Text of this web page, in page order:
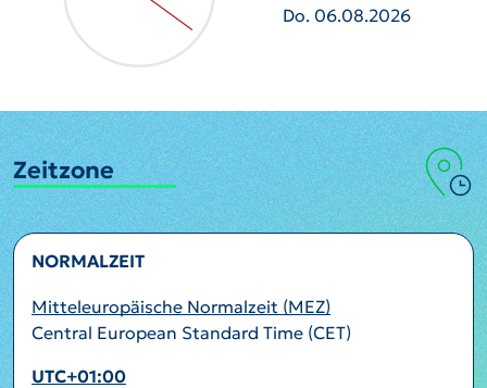
Do. 06.08.2026
Zeitzone
NORMALZEIT
Mitteleuropäische Normalzeit (MEZ)
Central European Standard Time (CET)
UTC+01:00